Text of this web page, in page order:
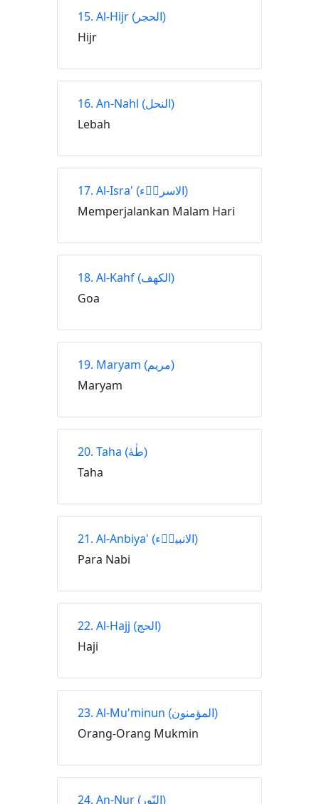
15. Al-Hijr (الحجر)
Hijr
16. An-Nahl (النحل)
Lebah
17. Al-Isra' (الاسراۤء)
Memperjalankan Malam Hari
18. Al-Kahf (الكهف)
Goa
19. Maryam (مريم)
Maryam
20. Taha (طٰهٰ)
Taha
21. Al-Anbiya' (الانبياۤء)
Para Nabi
22. Al-Hajj (الحج)
Haji
23. Al-Mu'minun (المؤمنون)
Orang-Orang Mukmin
24. An-Nur (النّور)